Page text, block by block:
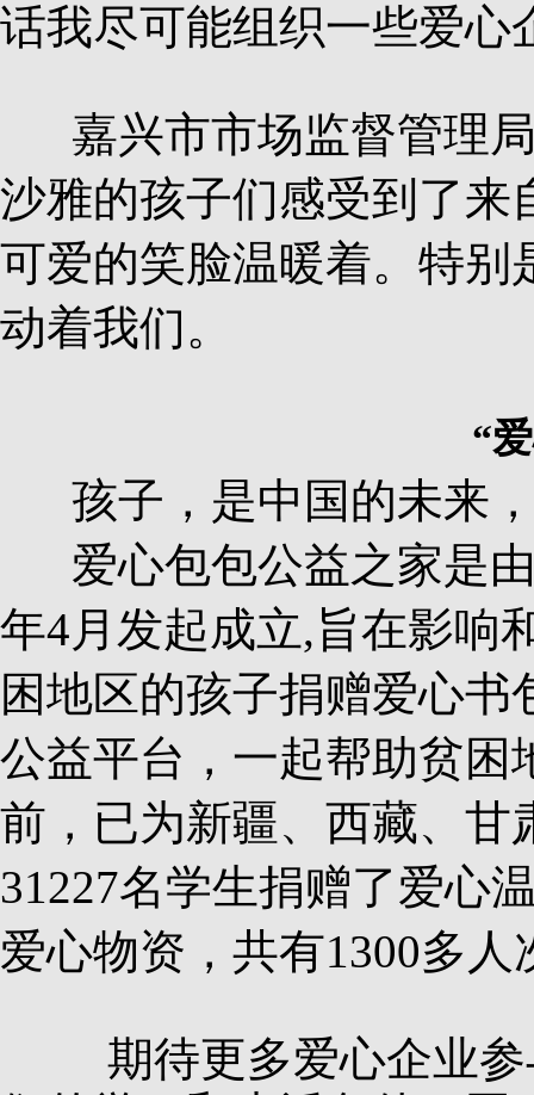
话我尽可能组织一些爱心
嘉兴市市场监督管理局
沙雅的孩子们感受到了来
可爱的笑脸温暖着。特别
动着我们。
“
孩子，是中国的未来，
爱心包包公益之家是由
年4月发起成立,旨在影响
困地区的孩子捐赠爱心书
公益平台，一起帮助贫困
前，已为新疆、西藏、甘
31227名学生捐赠了爱心
爱心物资，共有1300多
期待更多爱心企业参